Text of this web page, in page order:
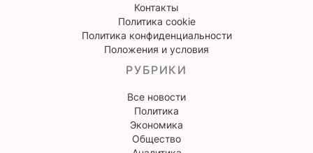
Контакты
Политика cookie
Политика конфиденциальности
Положения и условия
РУБРИКИ
Все новости
Политика
Экономика
Общество